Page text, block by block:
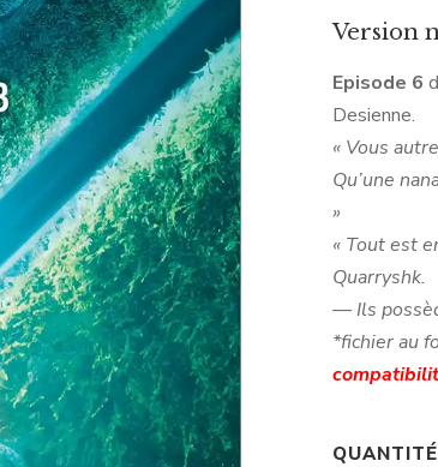
Version
Episode 6
Desienne.
« Vous
Qu’une
»
« Tout est
Quarryshk.
— Ils
*fichier au
QUANTITÉ